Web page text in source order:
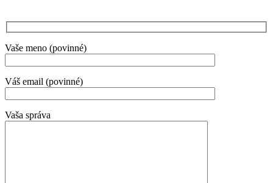
Vaše meno (povinné)
Váš email (povinné)
Vaša správa